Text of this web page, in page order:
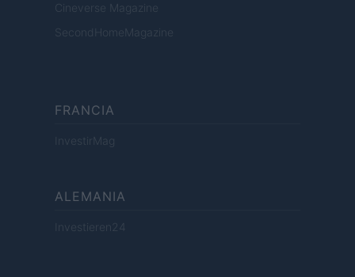
Cineverse Magazine
SecondHomeMagazine
FRANCIA
InvestirMag
ALEMANIA
Investieren24